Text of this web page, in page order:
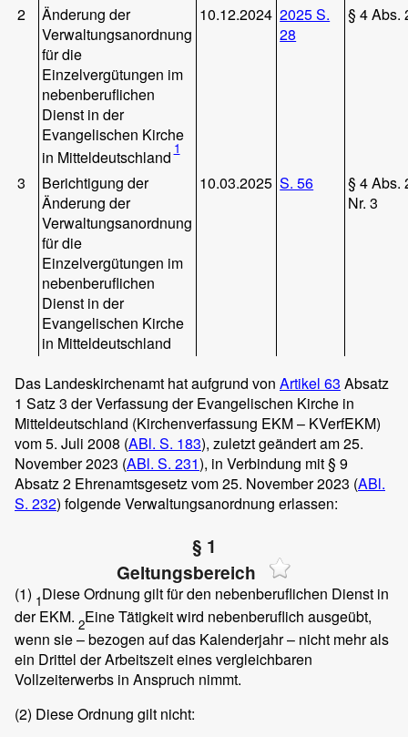
2
Änderung der
Verwaltungsanordnung
für die
Einzelvergütungen im
nebenberuflichen
Dienst in der
Evangelischen Kirche
in Mitteldeutschland 1
10.12.2024 2025 S.
28
§ 4 Abs.
3
Berichtigung der
Änderung der
Verwaltungsanordnung
für die
Einzelvergütungen im
nebenberuflichen
Dienst in der
Evangelischen Kirche
in Mitteldeutschland
10.03.2025 S. 56
§ 4 Abs.
Nr. 3
Das Landeskirchenamt hat aufgrund von Artikel 63 Absatz
1 Satz 3 der Verfassung der Evangelischen Kirche in
Mitteldeutschland (Kirchenverfassung EKM – KVerfEKM)
vom 5. Juli 2008 (ABl. S. 183), zuletzt geändert am 25.
November 2023 (ABl. S. 231), in Verbindung mit § 9
Absatz 2 Ehrenamtsgesetz vom 25. November 2023 (ABl.
S. 232) folgende Verwaltungsanordnung erlassen:
§ 1
Geltungsbereich
(1) 1Diese Ordnung gilt für den nebenberuflichen Dienst in
der EKM. 2Eine Tätigkeit wird nebenberuflich ausgeübt,
wenn sie – bezogen auf das Kalenderjahr – nicht mehr als
ein Drittel der Arbeitszeit eines vergleichbaren
Vollzeiterwerbs in Anspruch nimmt.
(2) Diese Ordnung gilt nicht: